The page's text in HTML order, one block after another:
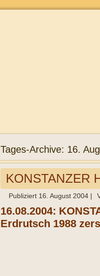
Tages-Archive: 16.
KONSTANZER
Publiziert 16. August 2004 |
16.08.2004:
Erdrutsch 1988